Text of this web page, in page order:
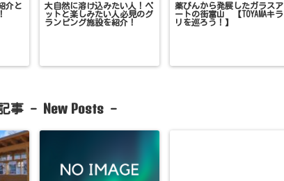
介と
大自然に溶け込みたい人！ペ
ットと楽しみたい人必見のグ
ランピング施設を紹介！
薬びんから発展したガラスア
ートの街富山 【TOYAMAキラ
リを巡ろう！】
事 - New Posts -